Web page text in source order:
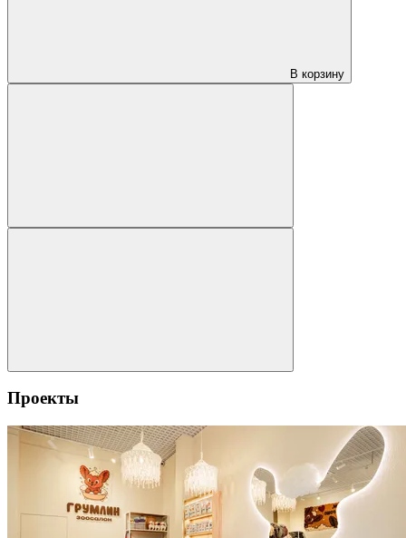
В корзину
Проекты